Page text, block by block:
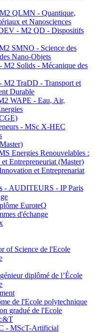
QLMN - Quantique,
et Nanosciences
- M2 QD - Dispositifs
SMNO - Science des
Nano-Objets
Solids - Mécanique des
TraDD - Transport et
Durable
WAPE - Eau, Air,
- MSc X-HEC
Energies Renouvelables :
Entrepreneuriat (Master)
et Entreprenariat
- AUDITEURS - IP Paris
EuroteQ
d'échange
of Science de l'Ecole
diplômé de l’École
de l'Ecole polytechnique
gradué de l'Ecole
- MScT-Artificial